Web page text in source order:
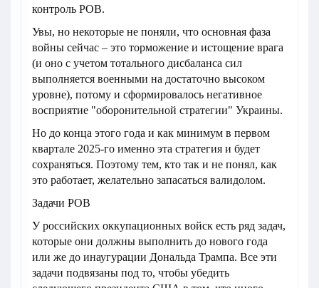
контроль РОВ.
Увы, но некоторые не поняли, что основная фаза
войны сейчас – это торможение и истощение врага
(и оно с учетом тотального дисбаланса сил
выполняется военными на достаточно высоком
уровне), потому и сформировалось негативное
восприятие "оборонительной стратегии" Украины.
Но до конца этого года и как минимум в первом
квартале 2025-го именно эта стратегия и будет
сохраняться. Поэтому тем, кто так и не понял, как
это работает, желательно запасаться валидолом.
Задачи РОВ
У российских оккупационных войск есть ряд задач,
которые они должны выполнить до нового года
или же до инаугурации Дональда Трампа. Все эти
задачи подвязаны под то, чтобы убедить